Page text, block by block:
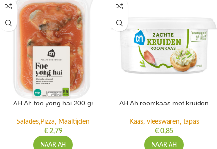
AH Ah foe yong hai 200 gr
Salades,Pizza, Maaltijden
€2,79
NAAR AH
AH Ah roomkaas met kruiden
Kaas, vleeswaren, tapas
€0,85
NAAR AH